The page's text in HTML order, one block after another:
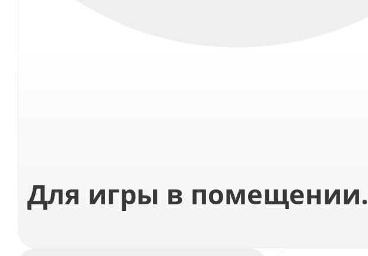
Для игры в помещении.